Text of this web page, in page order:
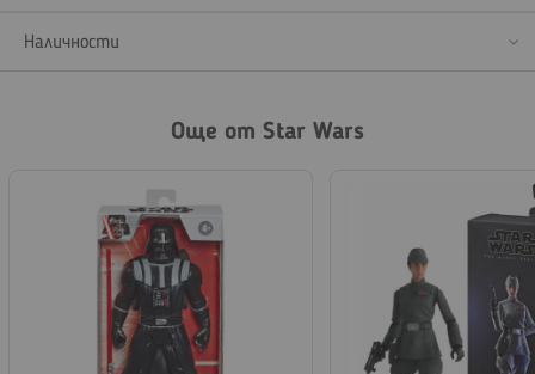
Наличности
Още от Star Wars